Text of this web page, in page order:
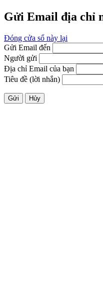
Gửi Email địa chỉ
Đóng cửa sổ này lại
Gửi Email đến
Người gửi
Địa chỉ Email của bạn
Tiêu đề (lời nhắn)
Gửi Hủy